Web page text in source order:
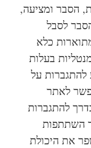
ומציעה,
לסבל
כלא
בעלות
על
לאתר
להתגברות
היכולת